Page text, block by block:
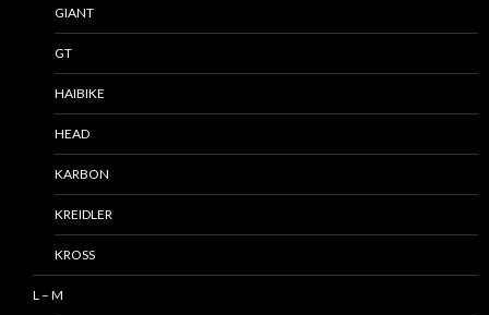
GIANT
GT
HAIBIKE
HEAD
KARBON
KREIDLER
KROSS
L – M